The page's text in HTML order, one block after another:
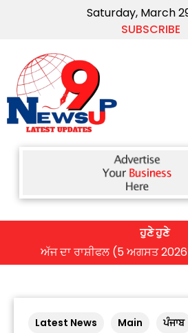
Saturday, March
SUBSCRIBE
ਹੁਣੇ ਹੁਣੇ
ਅੱਜ ਦਾ ਰਾਸ਼ੀਫਲ (5 ਅਗਸਤ 2026): ਜਾਣੋ
Latest News Main ਪੰਜਾਬ